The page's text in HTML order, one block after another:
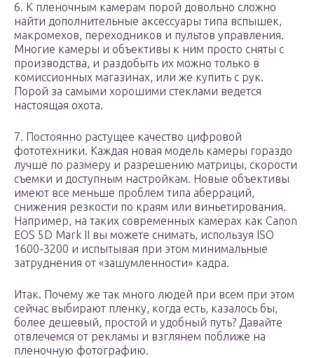
6. К пленочным камерам порой довольно сложно
найти дополнительные аксессуары типа вспышек,
макромехов, переходников и пультов управления.
Многие камеры и объективы к ним просто сняты с
производства, и раздобыть их можно только в
комиссионных магазинах, или же купить с рук.
Порой за самыми хорошими стеклами ведется
настоящая охота.
7. Постоянно растущее качество цифровой
фототехники. Каждая новая модель камеры гораздо
лучше по размеру и разрешению матрицы, скорости
съемки и доступным настройкам. Новые объективы
имеют все меньше проблем типа аберраций,
снижения резкости по краям или виньетирования.
Например, на таких современных камерах как Canon
EOS 5D Mark II вы можете снимать, используя ISO
1600-3200 и испытывая при этом минимальные
затруднения от «зашумленности» кадра.
Итак. Почему же так много людей при всем при этом
сейчас выбирают пленку, когда есть, казалось бы,
более дешевый, простой и удобный путь? Давайте
отвлечемся от рекламы и взглянем поближе на
пленочную фотографию.